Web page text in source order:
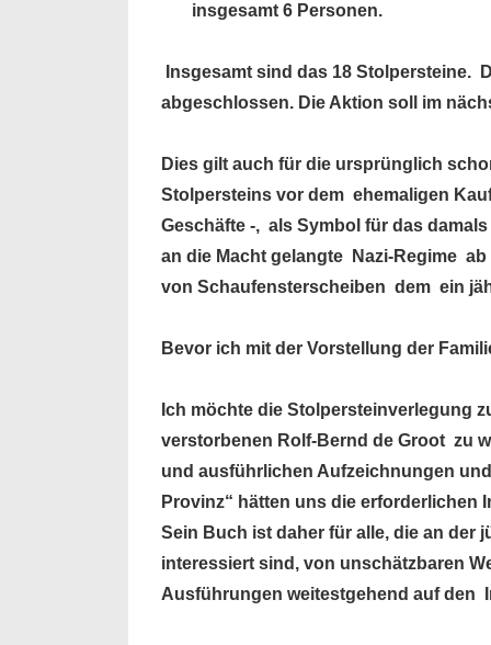
insgesamt 6 Personen.
Insgesamt sind das 18 Stolpersteine.
abgeschlossen. Die Aktion soll im
Dies gilt auch für die ursprünglich
Stolpersteins vor dem ehemaligen
Geschäfte -, als Symbol für das
an die Macht gelangte Nazi-Regime
von Schaufensterscheiben dem ein
Bevor ich mit der Vorstellung der
Ich möchte die Stolpersteinverlegung
verstorbenen Rolf-Bernd de Groot zu
und ausführlichen Aufzeichnungen
Provinz“ hätten uns die erforderlichen
Sein Buch ist daher für alle, die an der
interessiert sind, von unschätzbaren
Ausführungen weitestgehend auf den